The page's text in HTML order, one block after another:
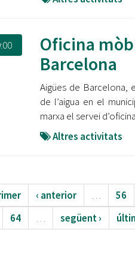
Oficina
Barcelona
Aigües de Barcelona,
de l’aigua en el
marxa el servei
Altres activitats
‹ anterior … 56
64
… següent ›